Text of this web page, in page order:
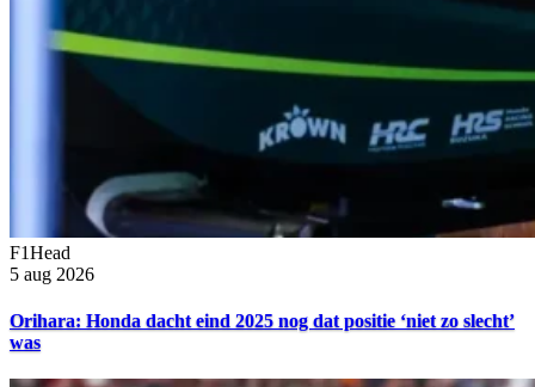
F1Head
5 aug 2026
Orihara: Honda dacht eind 2025 nog dat positie ‘niet zo slecht’
was